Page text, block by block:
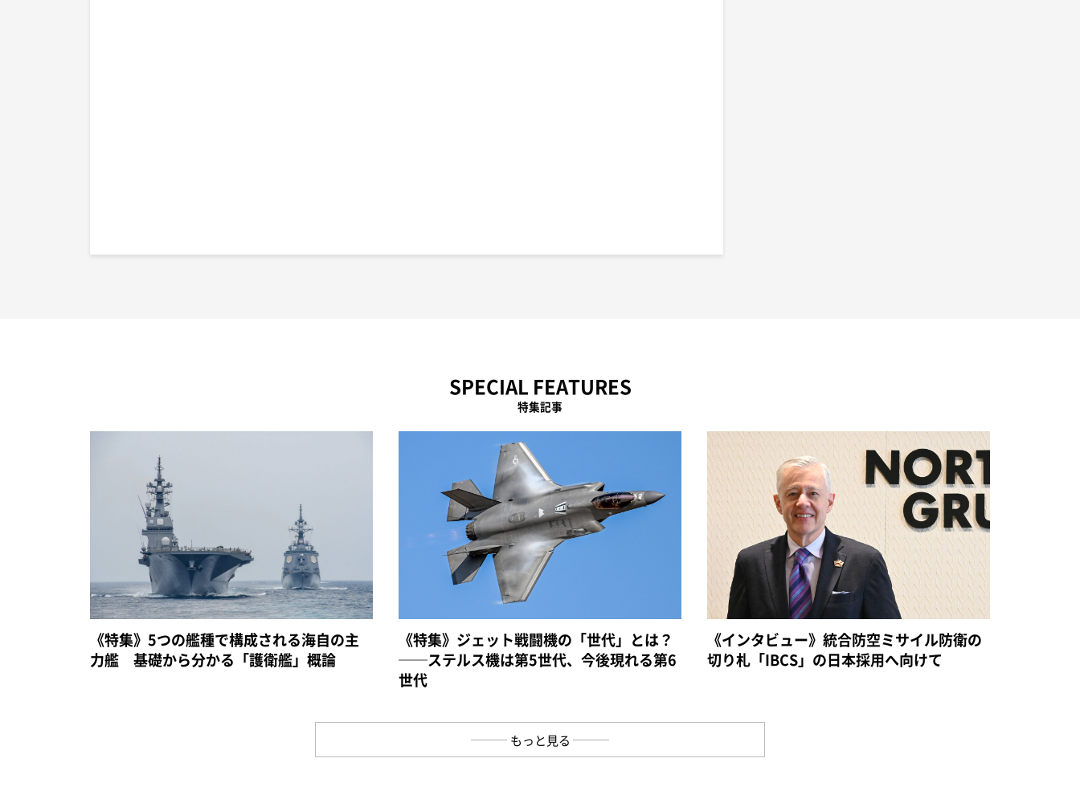
SPECIAL FEATURES
特集記事
《特集》5つの艦種で構成される海自の主
力艦 基礎から分かる「護衛艦」概論
《特集》ジェット戦闘機の「世代」とは？
──ステルス機は第5世代、今後現れる第6
世代
《インタビュー》統合防空ミサイル防衛の
切り札「IBCS」の日本採用へ向けて
もっと見る